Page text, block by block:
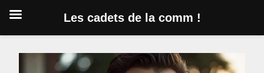
Les cadets de la comm !